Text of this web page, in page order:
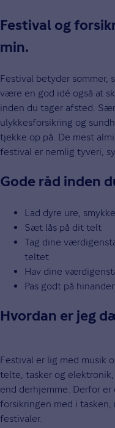
Festival og
min.
Festival betyder sommer,
være en god idé også at
inden du tager afsted.
ulykkesforsikring og
tjekke op på. De mest
festival er nemlig tyveri,
Gode råd inden
Lad dyre ure,
Sæt lås på dit telt
Tag dine
teltet
Hav dine
Pas godt på
Hvordan er jeg
Festival er lig med musik
telte, tasker og
end derhjemme. Derfor
forsikringen med i tasken,
festivaler.